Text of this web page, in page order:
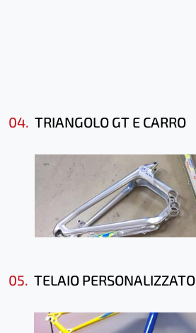
04. TRIANGOLO GT E CARRO
05. TELAIO PERSONALIZZATO